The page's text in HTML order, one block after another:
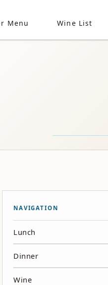
Menu Wine List
NAVIGATION
Lunch
Dinner
Wine